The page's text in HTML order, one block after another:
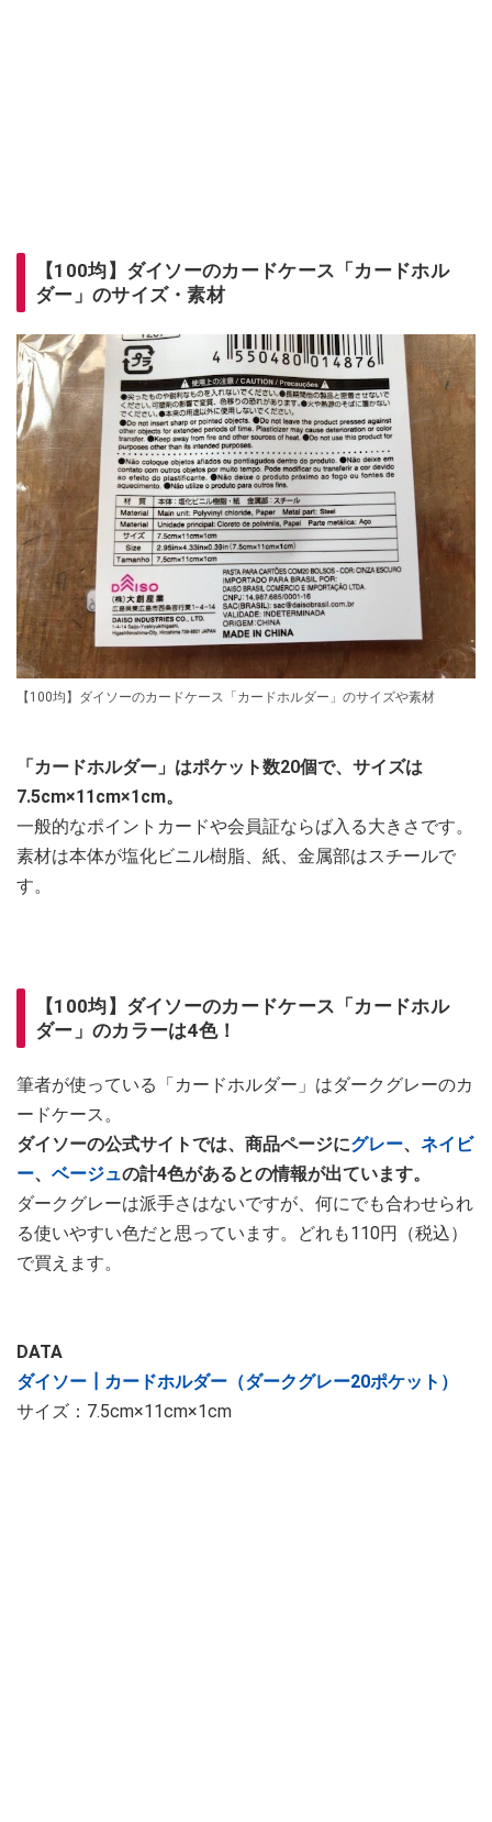
【100均】ダイソーのカードケース「カードホル
ダー」のサイズ・素材
【100均】ダイソーのカードケース「カードホルダー」のサイズや素材
「カードホルダー」はポケット数20個で、サイズは
7.5cm×11cm×1cm。
一般的なポイントカードや会員証ならば入る大きさです。
素材は本体が塩化ビニル樹脂、紙、金属部はスチールで
す。
【100均】ダイソーのカードケース「カードホル
ダー」のカラーは4色！
筆者が使っている「カードホルダー」はダークグレーのカ
ードケース。
ダイソーの公式サイトでは、商品ページにグレー、 ネイビ
ー、 ベージュの計4色があるとの情報が出ています。
ダークグレーは派手さはないですが、何にでも合わせられ
る使いやすい色だと思っています。どれも110円（税込）
で買えます。
DATA
ダイソー┃カードホルダー（ダークグレー20ポケット）
サイズ：7.5cm×11cm×1cm